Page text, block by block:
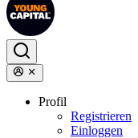
Profil
Registrieren
Einloggen